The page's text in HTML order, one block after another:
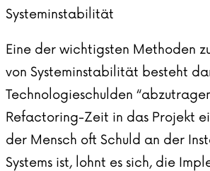
Systeminstabilität
Eine der wichtigsten Methoden
von Systeminstabilität besteht
Technologieschulden
Refactoring-Zeit in das Projekt
der Mensch oft Schuld an der
Systems ist, lohnt es sich, die